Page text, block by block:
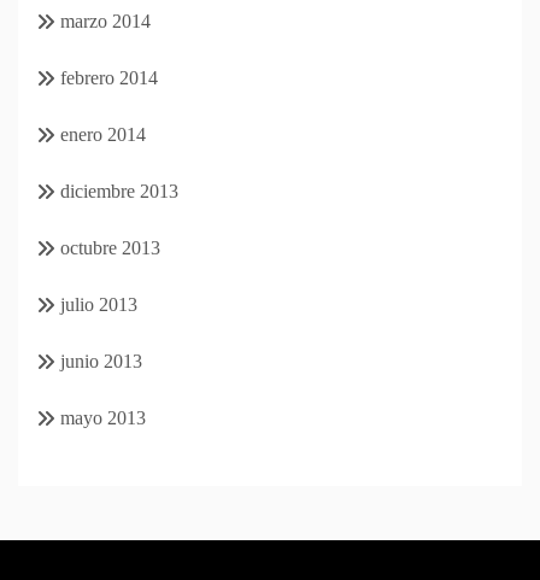
marzo 2014
febrero 2014
enero 2014
diciembre 2013
octubre 2013
julio 2013
junio 2013
mayo 2013